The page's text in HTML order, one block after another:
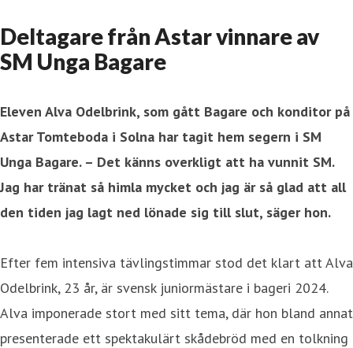
Deltagare från Astar vinnare av
SM Unga Bagare
Eleven Alva Odelbrink, som gått Bagare och konditor på
Astar Tomteboda i Solna har tagit hem segern i SM
Unga Bagare. – Det känns overkligt att ha vunnit SM.
Jag har tränat så himla mycket och jag är så glad att all
den tiden jag lagt ned lönade sig till slut, säger hon.
Efter fem intensiva tävlingstimmar stod det klart att Alva
Odelbrink, 23 år, är svensk juniormästare i bageri 2024.
Alva imponerade stort med sitt tema, där hon bland annat
presenterade ett spektakulärt skådebröd med en tolkning